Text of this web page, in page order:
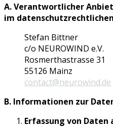
A. Verantwortlicher
im
Stefan Bittner
c/o NEUROWIND e.V.
Rosmerthastrasse 31
55126 Mainz
contact@neurowind.de
B. Informationen zur
Erfassung von